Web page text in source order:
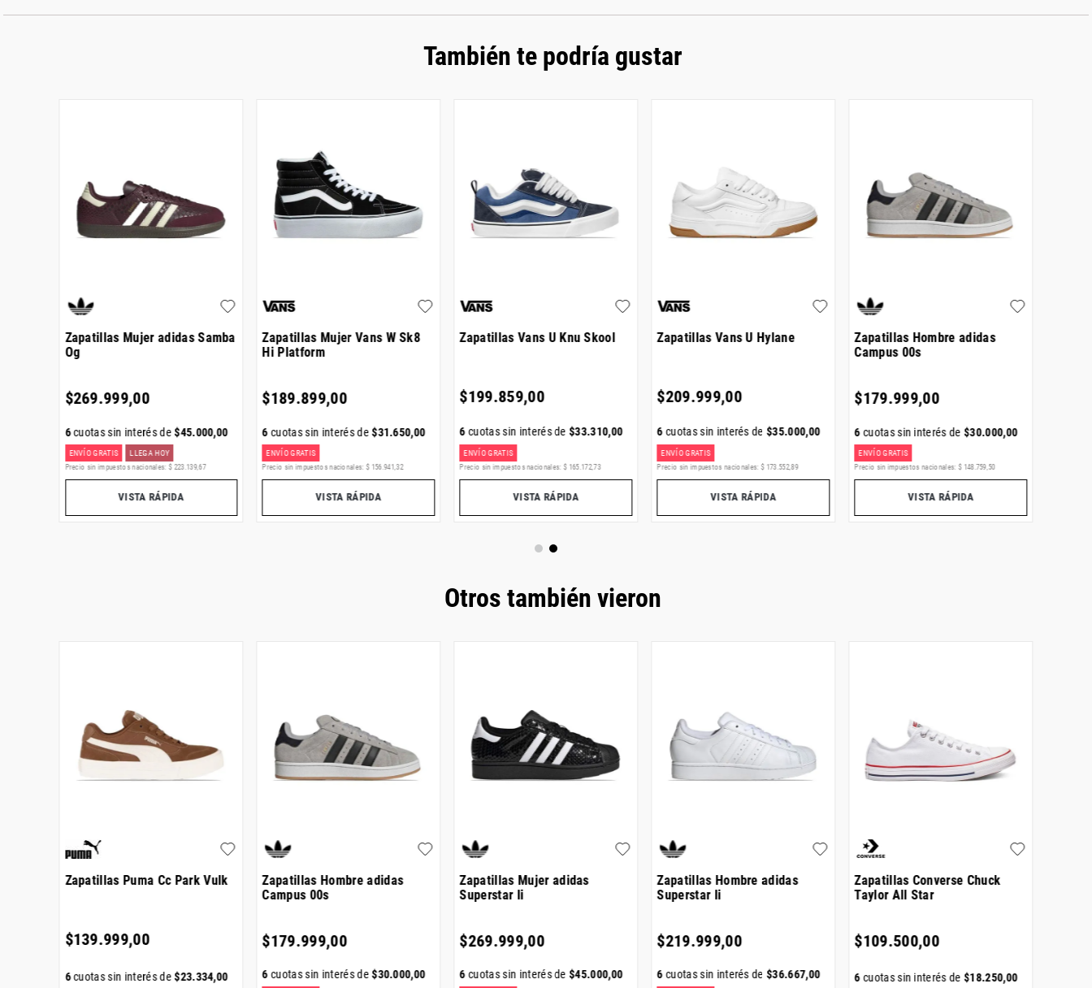
También te podría gustar
Zapatillas Mujer adidas Samba
Og
$269.999,00
6cuotas sin interés de$45.000,00
ENVÍO GRATIS LLEGA HOY
Precio sin impuestos nacionales: $ 223 139,67
VISTA RÁPIDA
Zapatillas Mujer Vans W Sk8
Hi Platform
$189.899,00
6cuotas sin interés de$31.650,00
ENVÍO GRATIS
Precio sin impuestos nacionales: $ 156 .941 ,32
VISTA RÁPIDA
Zapatillas Vans U Knu Skool
$199.859,00
6cuotas sin interés de$33.310,00
ENVÍO GRATIS
Precio sin impuestos nacionales: $ 165 172,73
VISTA RÁPIDA
Zapatillas Vans U Hylane
$209.999,00
6cuotas sin interés de$35.000,00
ENVÍO GRATIS
Precio sin impuestos nacionales: $ 173 552,89
VISTA RÁPIDA
Zapatillas Hombre adidas
Campus 00s
$179.999,00
6cuotas sin interés de$30.000,00
ENVÍO GRATIS
Precio sin impuestos nacionales: $ 148.759 50
VISTA RÁPIDA
Otros también vieron
Zapatillas Puma Cc Park Vulk
$139.999,00
6cuotas sin interés de$23.334,00
Zapatillas Hombre adidas
Campus 00s
$179.999,00
6cuotas sin interés de$30.000,00
Zapatillas Mujer adidas
Superstar Ii
$269.999,00
6cuotas sin interés de$45.000,00
Zapatillas Hombre adidas
Superstar Ii
$219.999,00
6cuotas sin interés de$36.667,00
Zapatillas Converse Chuck
Taylor All Star
$109.500,00
6cuotas sin interés de$18.250,00